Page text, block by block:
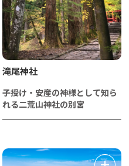
滝尾神社
子授け・安産の神様として知ら
れる二荒山神社の別宮